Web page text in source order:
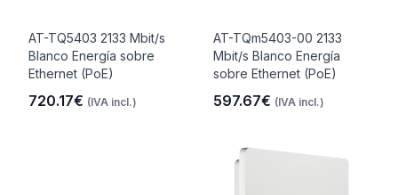
AT-TQ5403 2133 Mbit/s
Blanco Energía sobre
Ethernet (PoE)
720.17€ (IVA incl.)
AT-TQm5403-00 2133
Mbit/s Blanco Energía
sobre Ethernet (PoE)
597.67€ (IVA incl.)